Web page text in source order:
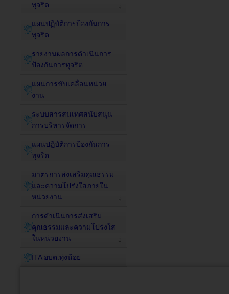
ทุจริต
แผนปฏิบัติการป้องกันการ
ทุจริต
รายงานผลการดำเนินการ
ป้องกันการทุจริต
แผนการขับเคลื่อนหน่วย
งาน
ระบบสารสนเทศสนับสนุน
การบริหารจัดการ
แผนปฏิบัติการป้องกันการ
ทุจริต
มาตรการส่งเสริมคุณธรรม
และความโปร่งใสภายใน
หน่วยงาน
การดำเนินการส่งเสริม
คุณธรรมและความโปร่งใส
ในหน่วยงาน
ITA อบต.ทุ่งน้อย